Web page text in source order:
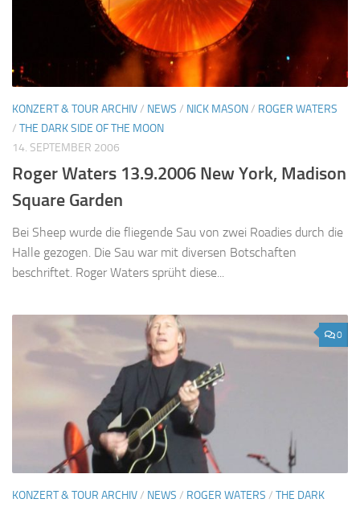
KONZERT & TOUR ARCHIV/ NEWS / NICK MASON/ ROGER WATERS
/ THE DARK SIDE OF THE MOON
14. SEPTEMBER 2006
Roger Waters 13.9.2006 New York, Madison
Square Garden
Bei Sheep wurde die fliegende Sau von zwei Roadies durch die
Halle gezogen. Die Sau war mit diversen Botschaften
beschriftet. Roger Waters sprüht diese...
0
KONZERT & TOUR ARCHIV/ NEWS / ROGER WATERS / THE DARK